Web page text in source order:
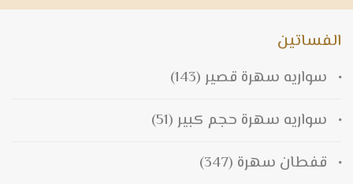
الفساتين
سواريه سهرة قصير (143)
سواريه سهرة حجم كبير (51)
قفطان سهرة (347)